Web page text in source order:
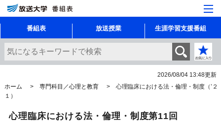
番組表 放送授業 生涯学習支援番組
2026/08/04 13:48更新
ホーム
専門科目／心理と教育
心理臨床における法・倫理・制度（’２
１）
心理臨床における法・倫理・制度第11回